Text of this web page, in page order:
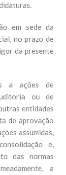
em sede da
no prazo de
da presente
a ações de
ou de
entidades
de aprovação
assumidas,
e,
das normas
a